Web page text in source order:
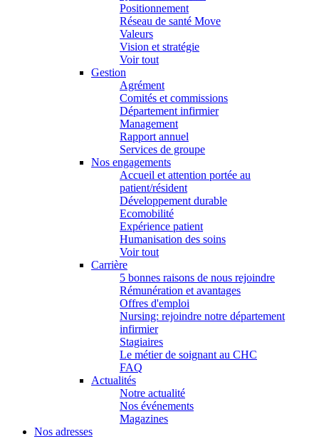
Positionnement
Réseau de santé Move
Valeurs
Vision et stratégie
Voir tout
Gestion
Agrément
Comités et commissions
Département infirmier
Management
Rapport annuel
Services de groupe
Nos engagements
Accueil et attention portée au
patient/résident
Développement durable
Ecomobilité
Expérience patient
Humanisation des soins
Voir tout
Carrière
5 bonnes raisons de nous rejoindre
Rémunération et avantages
Offres d'emploi
Nursing: rejoindre notre département
infirmier
Stagiaires
Le métier de soignant au CHC
FAQ
Actualités
Notre actualité
Nos événements
Magazines
Nos adresses